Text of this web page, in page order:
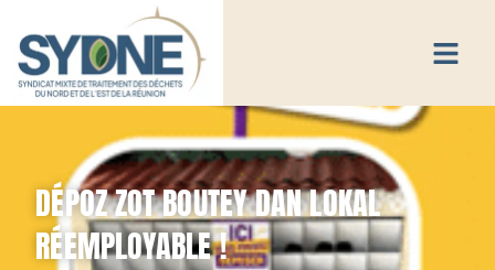
DÉPOZ ZOT BOUTEY DAN LOKAL
RÉEMPLOYABLE !